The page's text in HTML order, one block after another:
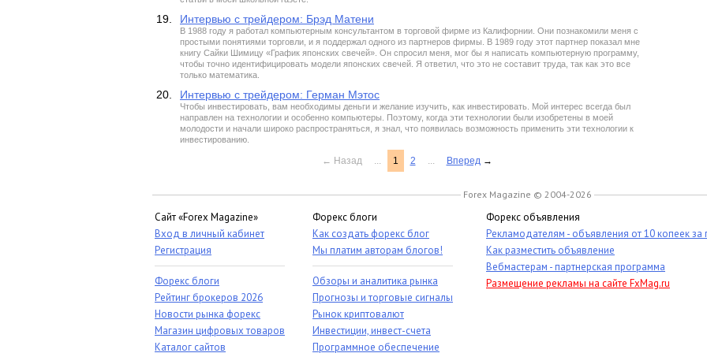
19. Интервью с трейдером: Брэд Матени
В 1988 году я работал компьютерным консультантом в торговой фирме из Калифорнии. Они познакомили меня с
простыми понятиями торговли, и я поддержал одного из партнеров фирмы. В 1989 году этот партнер показал мне
книгу Сайки Шимицу «График японских свечей». Он спросил меня, мог бы я написать компьютерную программу,
чтобы точно идентифицировать модели японских свечей. Я ответил, что это не составит труда, так как это все
только математика.
20. Интервью с трейдером: Герман Мэтос
Чтобы инвестировать, вам необходимы деньги и желание изучить, как инвестировать. Мой интерес всегда был
направлен на технологии и особенно компьютеры. Поэтому, когда эти технологии были изобретены в моей
молодости и начали широко распространяться, я знал, что появилась возможность применить эти технологии к
инвестированию.
← Назад ... 1 2 ... Вперед →
Forex Magazine © 2004-2026
Сайт «Forex Magazine»
Вход в личный кабинет
Регистрация
Форекс блоги
Рейтинг брокеров 2026
Новости рынка форекс
Магазин цифровых товаров
Каталог сайтов
Форекс блоги
Как создать форекс блог
Мы платим авторам блогов!
Обзоры и аналитика рынка
Прогнозы и торговые сигналы
Рынок криптовалют
Инвестиции, инвест-счета
Программное обеспечение
Форекс объявления
Рекламодателям - объявления от 10 копеек за
Как разместить объявление
Вебмастерам - партнерская программа
Размещение рекламы на сайте FxMag.ru